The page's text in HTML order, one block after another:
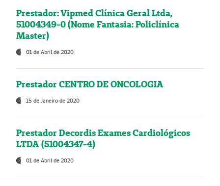
Prestador: Vipmed Clínica Geral Ltda,
51004349-0 (Nome Fantasia: Policlínica
Master)
01 de Abril de 2020
Prestador CENTRO DE ONCOLOGIA
15 de Janeiro de 2020
Prestador Decordis Exames Cardiológicos
LTDA (51004347-4)
01 de Abril de 2020